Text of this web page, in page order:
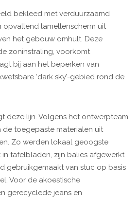
bekleed met verduurzaamd
opvallend lamellenscherm uit
het gebouw omhult. Deze
zoninstraling, voorkomt
bij aan het beperken van
‘dark sky’-gebied rond de
deze lijn. Volgens het ontwerpteam
de toegepaste materialen uit
Zo werden lokaal geoogste
in tafelbladen, zijn balies afgewerkt
gebruikgemaakt van stuc op basis
Voor de akoestische
gerecyclede jeans en